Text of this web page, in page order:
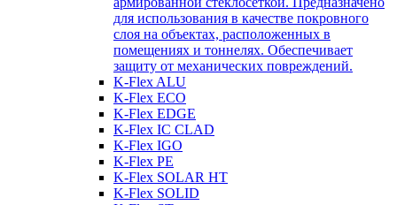
для использования в качестве покровного
слоя на объектах, расположенных в
помещениях и тоннелях. Обеспечивает
защиту от механических повреждений.
K-Flex ALU
K-Flex ECO
K-Flex EDGE
K-Flex IC CLAD
K-Flex IGO
K-Flex PE
K-Flex SOLAR HT
K-Flex SOLID